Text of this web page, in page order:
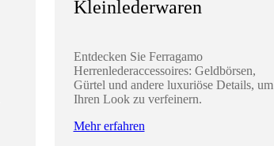
Kleinlederwaren
Entdecken Sie Ferragamo
Herrenlederaccessoires: Geldbörsen,
Gürtel und andere luxuriöse Details, um
Ihren Look zu verfeinern.
Mehr erfahren